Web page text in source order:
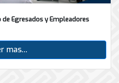
de Egresados y Empleadores
mas...